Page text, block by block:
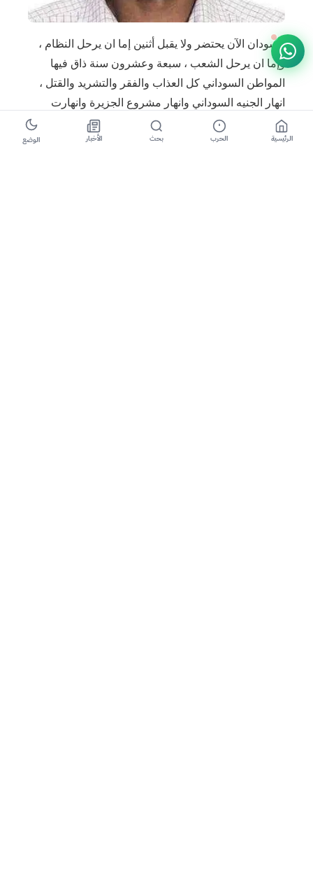
الرئيسية الحرب بحث الأخبار الوضع
السودان الآن يحتضر ولا يقبل أثنين إما ان يرحل النظام ،
وإما ان يرحل الشعب ، سبعة وعشرون سنة ذاق فيها
المواطن السوداني كل العذاب والفقر والتشريد والقتل ،
انهار الجنيه السوداني وانهار مشروع الجزيرة وانهارت
السكة الحديد وانهار الغزل والنسيج وانهارت مشاريع
السافنا الغنية وجبل مرة وغزالة جاوزت وغيرها من